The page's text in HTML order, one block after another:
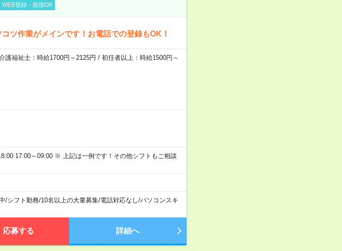
WEB登録・面接OK
ツ作業がメインです！お電話での登録もOK！
護福祉士：時給1700円～2125円 / 初任者以上：時給1500円～
17:00～09:00 ※ 上記は一例です！その他シフトもご相談
/シフト勤務/10名以上の大量募集/電話対応なし/パソコンスキ
応募する 詳細へ